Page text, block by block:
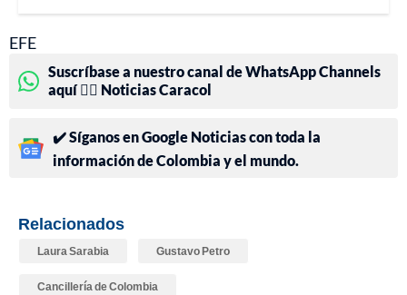
EFE
Suscríbase a nuestro canal de WhatsApp Channels
aquí 👉🏻 Noticias Caracol
✔️ Síganos en Google Noticias con toda la
información de Colombia y el mundo.
Relacionados
Laura Sarabia Gustavo Petro
Cancillería de Colombia